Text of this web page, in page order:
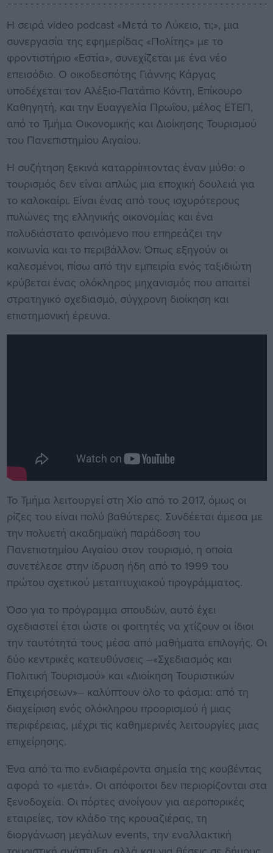
Η σειρά video podcast «Μετά το Λύκειο, τι;», μια
συνεργασία της εφημερίδας «Πολίτης» με το
φροντιστήριο «Εστία», συνεχίζεται με ένα νέο
επεισόδιο. Ο οικοδεσπότης Γιάννης Κάργας
υποδέχεται τον Αλέξιο-Πατάπιο Κόντη, Επίκουρο
Καθηγητή, και την Ευαγγελία Πρωΐου, μέλος ΕΤΕΠ,
από το Τμήμα Οικονομικής και Διοίκησης Τουρισμού
του Πανεπιστημίου Αιγαίου.
Η συζήτηση ξεκινά καταρρίπτοντας έναν μύθο: ο
τουρισμός δεν είναι απλώς μια εποχική δουλειά για
το καλοκαίρι. Είναι ένας από τους ισχυρότερους
πυλώνες της ελληνικής οικονομίας και ένα
πολυδιάστατο φαινόμενο που επηρεάζει την
κοινωνία και το περιβάλλον. Όπως εξηγούν οι
καλεσμένοι, πίσω από την εμπειρία ενός ταξιδιώτη
κρύβεται ένας ολόκληρος μηχανισμός που απαιτεί
στρατηγικό σχεδιασμό, σύγχρονη διοίκηση και
επιστημονική έρευνα.
Το Τμήμα λειτουργεί στη Χίο από το 2017, όμως οι
ρίζες του είναι πολύ βαθύτερες. Συνδέεται άμεσα με
την πολυετή ακαδημαϊκή παράδοση του
Πανεπιστημίου Αιγαίου στον τουρισμό, η οποία
συνετέλεσε στην ίδρυση ήδη από το 1999 του
πρώτου σχετικού μεταπτυχιακού προγράμματος.
Όσο για το πρόγραμμα σπουδών, αυτό έχει
σχεδιαστεί έτσι ώστε οι φοιτητές να χτίζουν οι ίδιοι
την ταυτότητά τους μέσα από μαθήματα επιλογής. Οι
δύο κεντρικές κατευθύνσεις –«Σχεδιασμός και
Πολιτική Τουρισμού» και «Διοίκηση Τουριστικών
Επιχειρήσεων»– καλύπτουν όλο το φάσμα: από τη
διαχείριση ενός ολόκληρου προορισμού ή μιας
περιφέρειας, μέχρι τις καθημερινές λειτουργίες μιας
επιχείρησης.
Ένα από τα πιο ενδιαφέροντα σημεία της κουβέντας
αφορά το «μετά». Οι απόφοιτοι δεν περιορίζονται στα
ξενοδοχεία. Οι πόρτες ανοίγουν για αεροπορικές
εταιρείες, τον κλάδο της κρουαζιέρας, τη
διοργάνωση μεγάλων events, την εναλλακτική